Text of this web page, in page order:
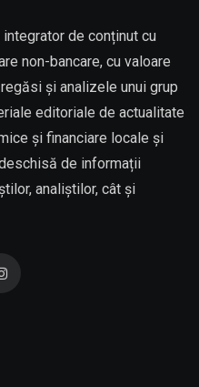
de conținut cu
non-bancare, cu valoare
și analizele unui grup
editoriale de actualitate
și financiare locale și
de informații
analiștilor, cât și